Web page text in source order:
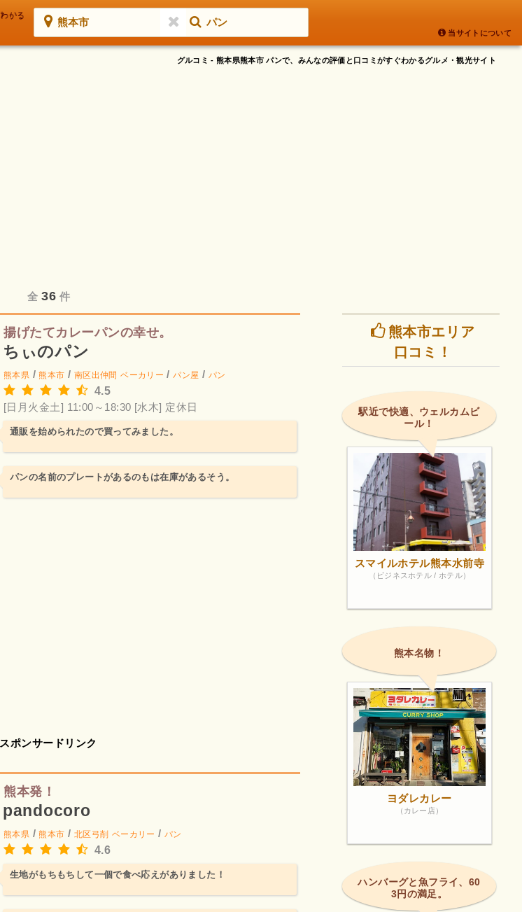
熊本市 パン
当サイトについて
グルコミ - 熊本県熊本市 パンで、みんなの評価と口コミがすぐわかるグルメ・観光サイト
全 36 件
揚げたてカレーパンの幸せ。
ちぃのパン
熊本県 /熊本市 / 南区出仲間 ベーカリー /パン屋 / パン
4.5
[日月火金土] 11:00～18:30 [水木] 定休日
通販を始められたので買ってみました。
パンの名前のプレートがあるのもは在庫があるそう。
スポンサードリンク
熊本発！
pandocoro
熊本県 /熊本市 / 北区弓削 ベーカリー / パン
4.6
生地がもちもちして一個で食べ応えがありました！
熊本市エリア
口コミ！
駅近で快適、ウェルカムビ
ール！
スマイルホテル熊本水前寺
（ビジネスホテル / ホテル）
熊本名物！
ヨダレカレー
（カレー店）
ハンバーグと魚フライ、60
3円の満足。